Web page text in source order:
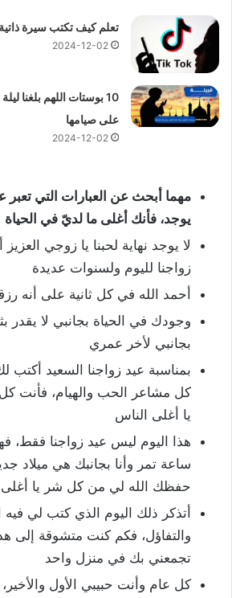
تعلم كيف تكتب سيرة
2024-12-02
10 بوستات اللهم بلغنا
على صيامها
2024-12-02
مهما أبحث عن العبارات التي
يوجد، فأنك أغلى ما لديّ في الحياة
لا يوجد نهاية لحبنا يا زوجي
زواجنا لليوم ولسنوات عديدة
أحمد الله في كل ثانية على أنه
وجودك في الحياة بجانبي لا يقدر
بجانبي لأخر عمري
بمناسبة عيد زواجنا السعيد
كل مشاعر الحب والهيام، فأنت
يا أغلى الناس
هذا اليوم ليس عيد زواجنا فقط،
ساعة تمر وأنا بجانبك هي ميلاد
حفظك الله لي من كل شر يا أغلى
أتذكر ذلك اليوم الذي كتب لي فيه
والتفاؤل، فكم كنت متشوقة إلى
تجمعني بك في منزل واحد
كل عام وأنت حبيبي الأول